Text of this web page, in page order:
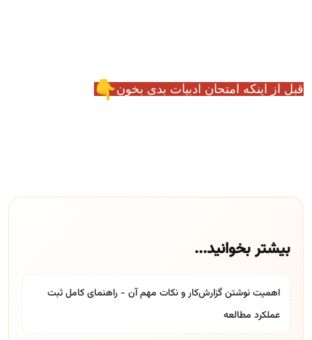
قبل از اینکه امتحان ادبیات بدی بخون
بیشتر بخوانید...
اهمیت نوشتن گزارش‌کار و نکات مهم آن - راهنمای کامل ثبت
عملکرد مطالعه